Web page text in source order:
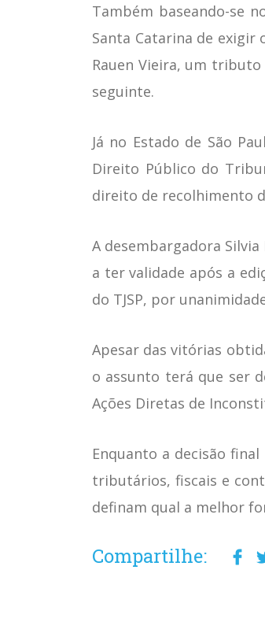
Também baseando-se
Santa Catarina de exigir
Rauen Vieira, um
seguinte.
Já no Estado de São
Direito Público do
direito de recolhimento
A desembargadora
a ter validade após a
do TJSP, por
Apesar das vitórias
o assunto terá que ser
Ações Diretas de
Enquanto a decisão
tributários, fiscais e
definam qual a melhor
Compartilhe: